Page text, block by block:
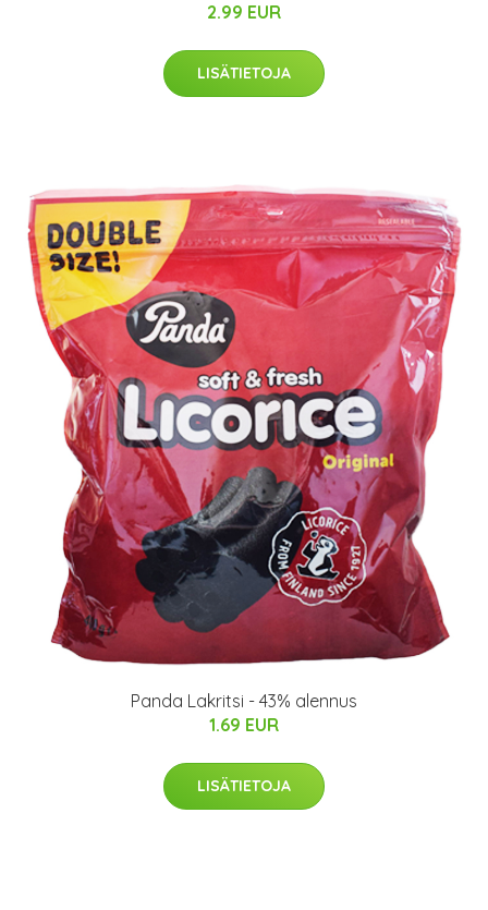
2.99 EUR
LISÄTIETOJA
Panda Lakritsi - 43% alennus
1.69 EUR
LISÄTIETOJA